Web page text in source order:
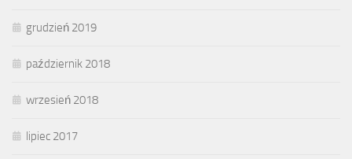
grudzień 2019
październik 2018
wrzesień 2018
lipiec 2017